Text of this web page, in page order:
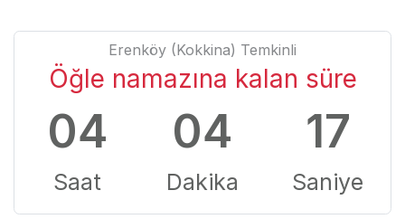
Erenköy (Kokkina) Temkinli
Öğle namazına kalan süre
04
Saat
04
Dakika
17
Saniye